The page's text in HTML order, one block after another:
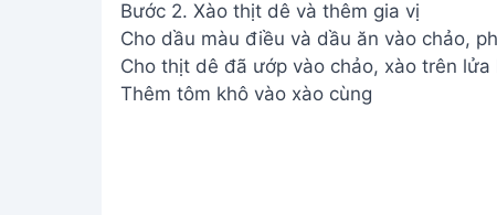
Bước 2. Xào thịt dê và thêm gia vị
Cho dầu màu điều và dầu ăn vào chảo,
Cho thịt dê đã ướp vào chảo, xào trên
Thêm tôm khô vào xào cùng